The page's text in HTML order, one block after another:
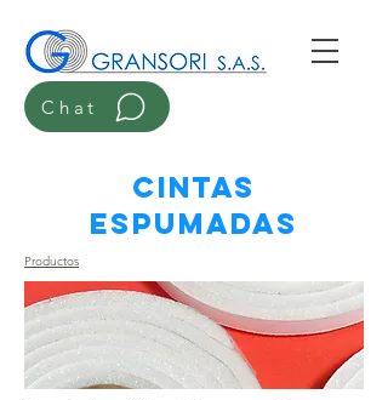
Chat
cintas
espumadas
Productos